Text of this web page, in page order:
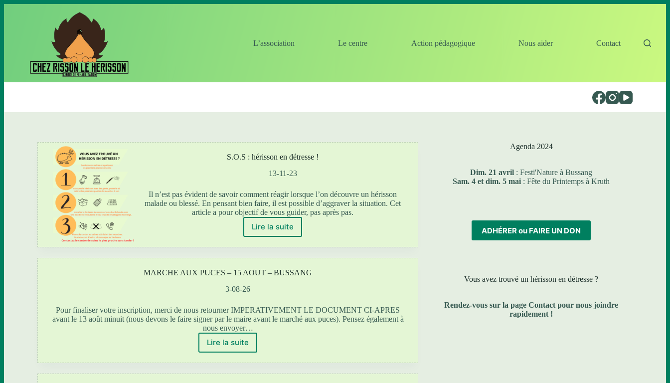
c
L’association Le centre Action pédagogique Nous aider Contact
S.O.S : hérisson en détresse !
13-11-23
Il n’est pas évident de savoir comment réagir lorsque l’on découvre un hérisson
malade ou blessé. En pensant bien faire, il est possible d’aggraver la situation. Cet
article a pour objectif de vous guider, pas après pas.
Lire la suite
S.O.S
hérisson
en
détresse !
MARCHE AUX PUCES – 15 AOUT – BUSSANG
3-08-26
Pour finaliser votre inscription, merci de nous retourner IMPERATIVEMENT LE DOCUMENT CI-APRES
avant le 13 août minuit (nous devons le faire signer par le maire avant le marché aux puces). Pensez également à
nous envoyer…
Lire la suite
MARCHE
AUX
PUCES
–
Agenda 2024
Dim. 21 avril : Festi'Nature à Bussang
Sam. 4 et dim. 5 mai : Fête du Printemps à Kruth
ADHÉRER ou FAIRE UN DON
Vous avez trouvé un hérisson en détresse ?
Rendez-vous sur lapage Contact pour nous joindre
rapidement !